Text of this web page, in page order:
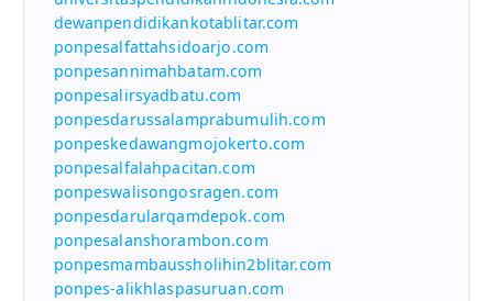
dewanpendidikankotablitar.com
ponpesalfattahsidoarjo.com
ponpesannimahbatam.com
ponpesalirsyadbatu.com
ponpesdarussalamprabumulih.com
ponpeskedawangmojokerto.com
ponpesalfalahpacitan.com
ponpeswalisongosragen.com
ponpesdarularqamdepok.com
ponpesalanshorambon.com
ponpesmambaussholihin2blitar.com
ponpes-alikhlaspasuruan.com